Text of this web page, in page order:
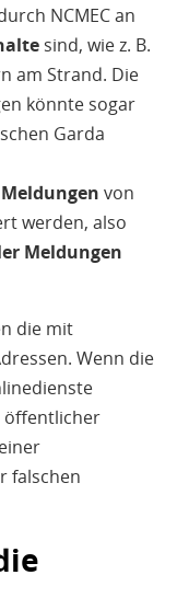
NCMEC an
sind, wie z. B.
am Strand. Die
könnte sogar
Garda
von
werden, also
Meldungen
die mit
Wenn die
öffentlicher
falschen